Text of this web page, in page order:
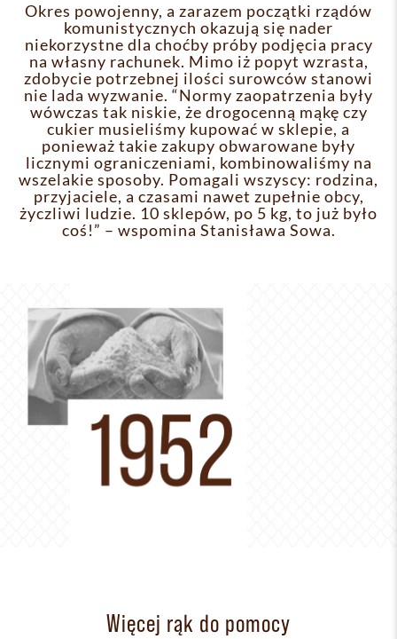
Okres powojenny, a zarazem początki rządów
komunistycznych okazują się nader
niekorzystne dla choćby próby podjęcia pracy
na własny rachunek. Mimo iż popyt wzrasta,
zdobycie potrzebnej ilości surowców stanowi
nie lada wyzwanie. “Normy zaopatrzenia były
wówczas tak niskie, że drogocenną mąkę czy
cukier musieliśmy kupować w sklepie, a
ponieważ takie zakupy obwarowane były
licznymi ograniczeniami, kombinowaliśmy na
wszelakie sposoby. Pomagali wszyscy: rodzina,
przyjaciele, a czasami nawet zupełnie obcy,
życzliwi ludzie. 10 sklepów, po 5 kg, to już było
coś!” – wspomina Stanisława Sowa.
Więcej rąk do pomocy